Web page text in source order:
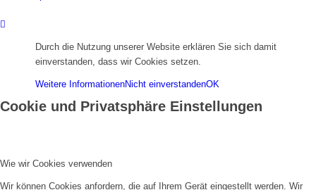
Durch die Nutzung unserer Website erklären Sie sich damit
einverstanden, dass wir Cookies setzen.
Weitere InformationenNicht einverstandenOK
Cookie und Privatsphäre Einstellungen
Wie wir Cookies verwenden
Wir können Cookies anfordern, die auf Ihrem Gerät eingestellt werden. Wir